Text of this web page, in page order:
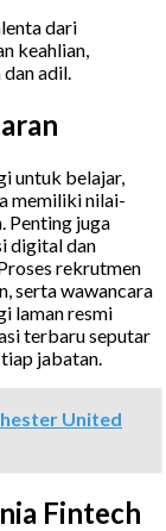
dari
keahlian,
adil.
untuk belajar,
memiliki nilai-
Penting juga
digital dan
rekrutmen
serta wawancara
laman resmi
terbaru seputar
jabatan.
United
Fintech